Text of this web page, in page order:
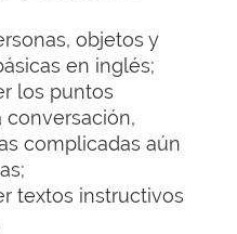
objetos y
en inglés;
los puntos
conversación,
complicadas aún
textos instructivos